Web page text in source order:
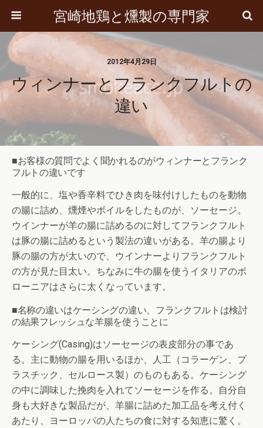
宮崎地鶏と燻製の専門家
2012年4月29日
ウィンナーとフランクフルトの
違い
■お客様の質問でよく聞かれるのがウィンナーとフランク
フルトの違いです
一般的に、塩や香辛料でひき肉を味付けしたものを動物
の腸に詰め、燻煙やボイルをしたものが、ソーセージ。
ウインナーが羊の腸に詰めるのに対してフランクフルト
は豚の腸に詰めるという製法の違いがある。羊の腸より
豚の腸の方が太いので、ウインナーよりフランクフルト
の方が見た目太い。ちなみに牛の腸を使うイタリアのボ
ローニアはさらに太くなっています。
■名称の違いはケーシングの違い、フランクフルトは検討
の結果フレッシュな羊腸を使うことに
ケーシング(Casing)はソーセージの表皮部分の事であ
る。主に動物の腸を用いるほか、人工（コラーゲン、プ
ラスチック、セルロース製）のものもある。ケーシング
の中に調味した挽肉を入れてソーセージを作る。自分自
身も大好きな製品だが、羊腸に詰めた加工品を考え付く
あたり、ヨーロッパの人たちの食に対する知恵に驚く。